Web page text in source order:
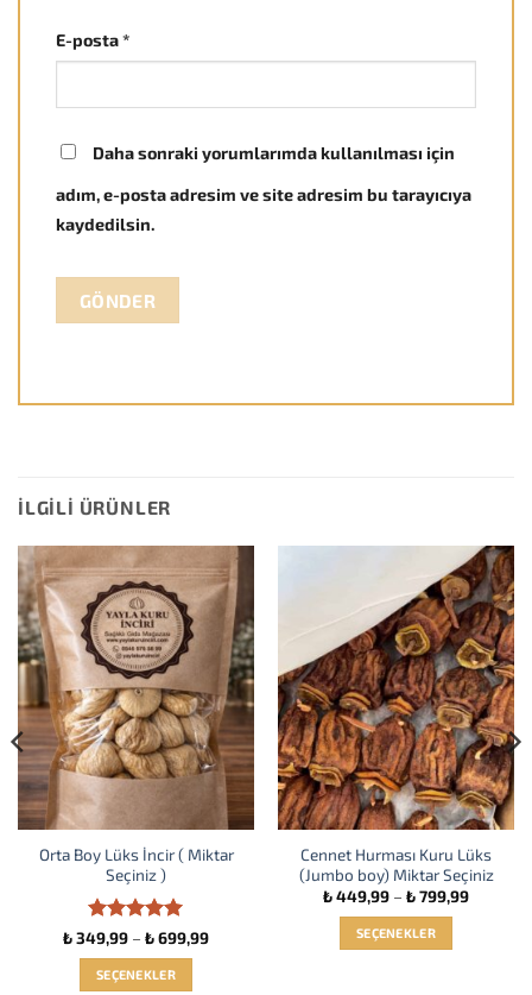
E-posta*
Daha sonraki yorumlarımda kullanılması için
adım, e-posta adresim ve site adresim bu tarayıcıya
kaydedilsin.
İLGILI ÜRÜNLER
Orta Boy Lüks İncir ( Miktar
Seçiniz )
5 üzerinden
5oy aldı
₺349,99 – ₺699,99Fiyat
SEÇENEKLER
Cennet Hurması Kuru Lüks
(Jumbo boy) Miktar Seçiniz
₺449,99 – ₺799,99Fiyat
SEÇENEKLER